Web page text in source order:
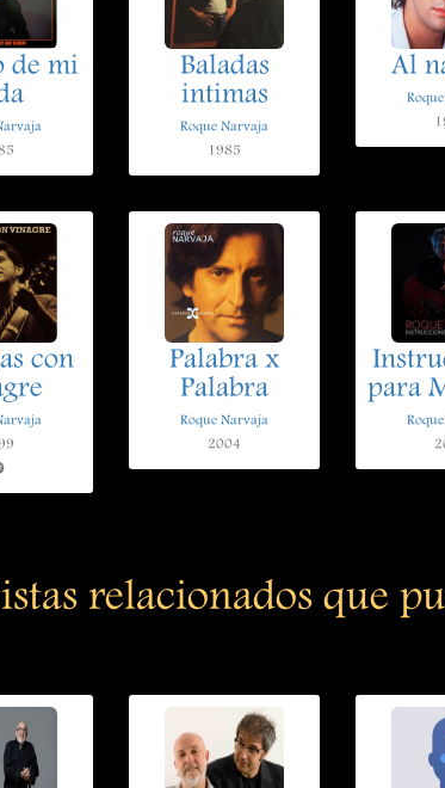
de mi
Baladas
intimas
Roque Narvaja
1985
Al
con
Palabra x
Palabra
Roque Narvaja
2004
para
relacionados que